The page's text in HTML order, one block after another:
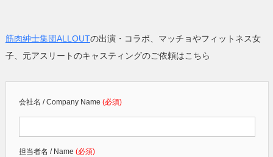
筋肉紳士集団ALLOUTの出演・コラボ、マッチョやフィットネス女
子、元アスリートのキャスティングのご依頼はこちら
会社名 / Company Name (必須)
担当者名 / Name (必須)